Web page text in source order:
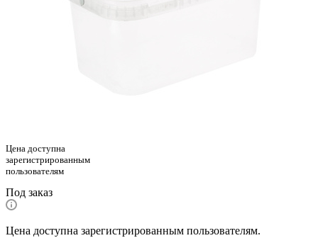
Цена доступна
зарегистрированным
пользователям
Под заказ
Цена доступна зарегистрированным пользователям.